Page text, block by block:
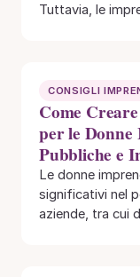
Tuttavia, le
CONSIGLI
Come
per le
Pubbliche e
Le donne
significativi nel
aziende, tra cui